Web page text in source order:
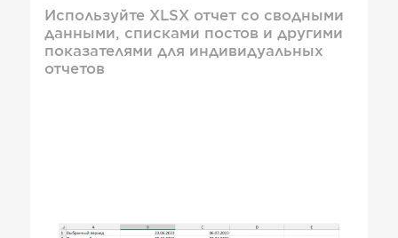
Используйте XLSX отчет со сводными
данными, списками постов и другими
показателями для индивидуальных
отчетов